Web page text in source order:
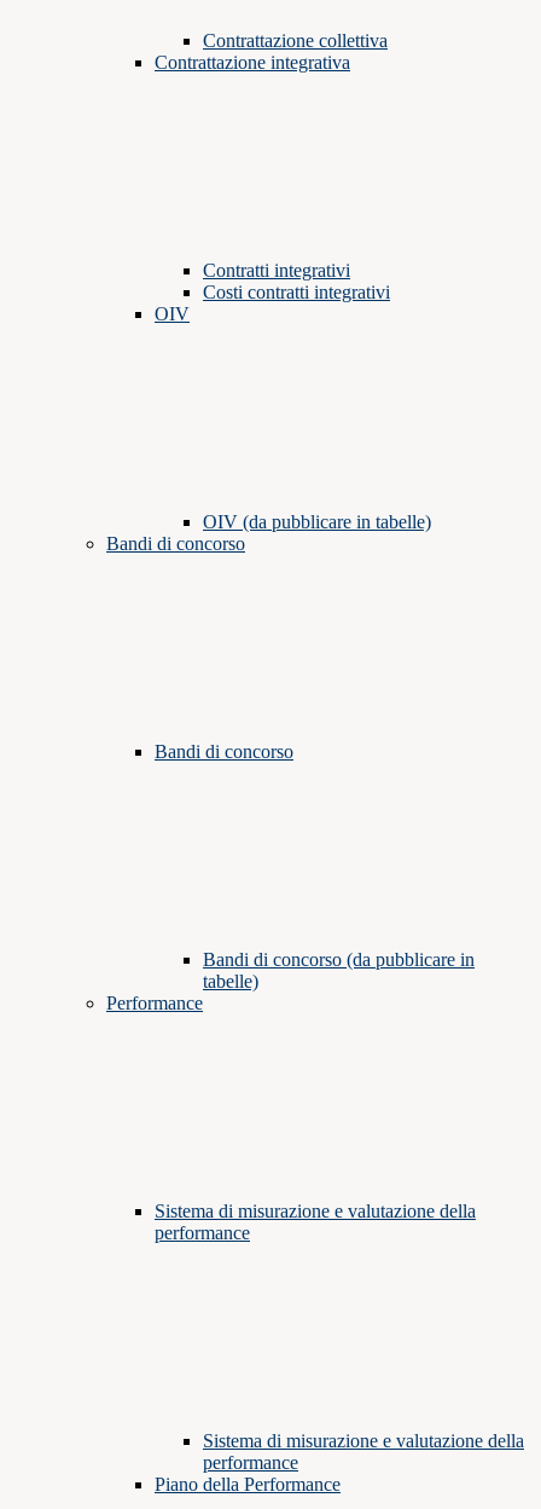
Contrattazione collettiva
Contrattazione integrativa
Contratti integrativi
Costi contratti integrativi
OIV
OIV (da pubblicare in tabelle)
Bandi di concorso
Bandi di concorso
Bandi di concorso (da pubblicare in
tabelle)
Performance
Sistema di misurazione e valutazione della
performance
Sistema di misurazione e valutazione della
performance
Piano della Performance